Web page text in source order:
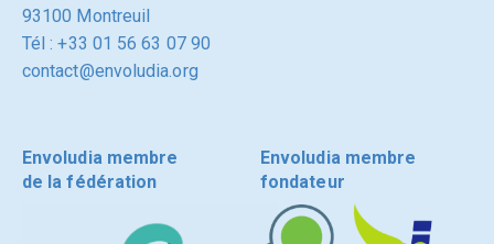
93100 Montreuil
Tél : +33 01 56 63 07 90
contact@envoludia.org
Envoludia membre
de la fédération
Envoludia membre
fondateur